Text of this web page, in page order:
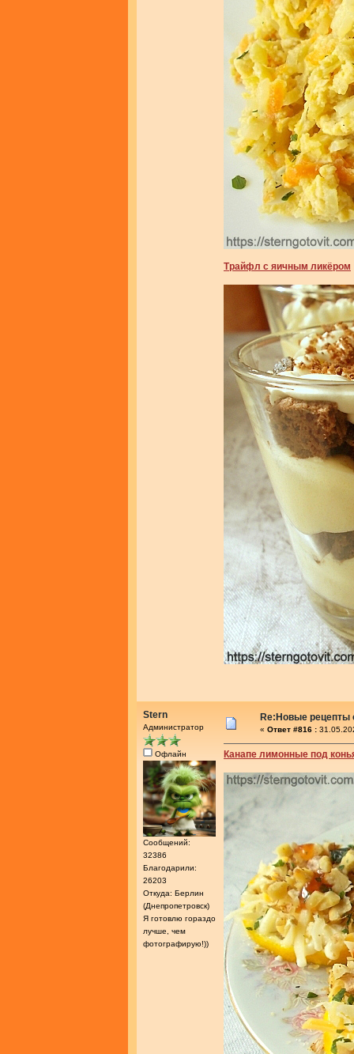
Трайфл с яичным ликёром
Stern
Администратор
Офлайн
Сообщений:
32386
Благодарили:
26203
Откуда: Берлин
(Днепропетровск)
Я готовлю гораздо
лучше, чем
фотографирую!))
Re:Новые рецепты
« Ответ #816 :
Канапе лимонные под